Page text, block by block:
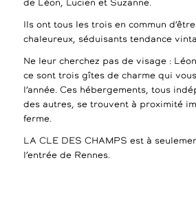
de Léon, Lucien et Suzanne.
Ils ont tous les trois en commun
chaleureux, séduisants tendance
Ne leur cherchez pas de visage :
ce sont trois gîtes de charme qui
l’année. Ces hébergements, tous
des autres, se trouvent à proximité
ferme.
LA CLE DES CHAMPS est à
l’entrée de Rennes.